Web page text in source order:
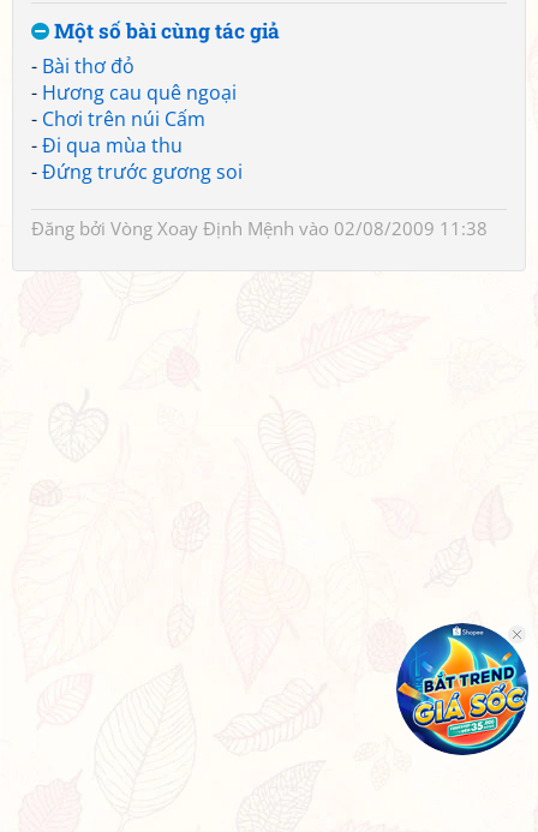
Một số bài cùng tác giả
- Bài thơ đỏ
- Hương cau quê ngoại
- Chơi trên núi Cấm
-Đi qua mùa thu
-Đứng trước gương soi
Đăng bởi Vòng Xoay Định Mệnh vào 02/08/2009 11:38